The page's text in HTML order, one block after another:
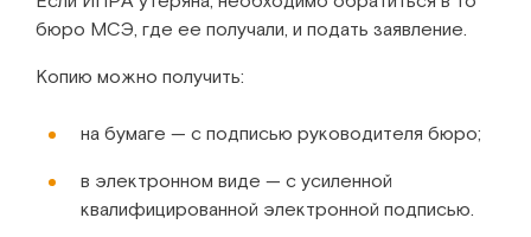
бюро МСЭ, где ее получали, и подать заявление.
Копию можно получить:
на бумаге — с подписью руководителя бюро;
в электронном виде — с усиленной
квалифицированной электронной подписью.